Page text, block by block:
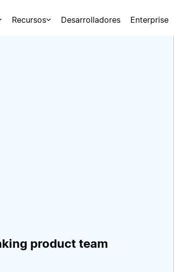
Recursos Desarrolladores Enterprise
product team